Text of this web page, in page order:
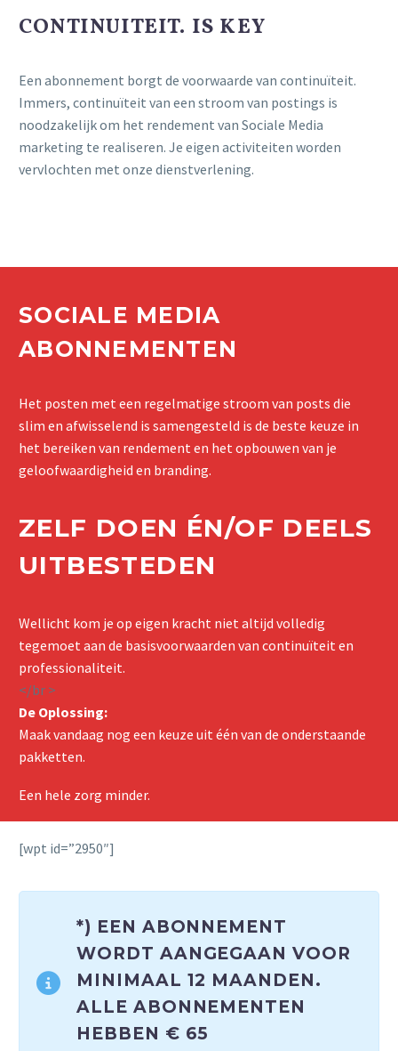
CONTINUITEIT. IS KEY
Een abonnement borgt de voorwaarde van continuïteit.
Immers, continuïteit van een stroom van postings is
noodzakelijk om het rendement van Sociale Media
marketing te realiseren. Je eigen activiteiten worden
vervlochten met onze dienstverlening.
SOCIALE MEDIA
ABONNEMENTEN
Het posten met een regelmatige stroom van posts die
slim en afwisselend is samengesteld is de beste keuze in
het bereiken van rendement en het opbouwen van je
geloofwaardigheid en branding.
ZELF DOEN ÉN/OF DEELS
UITBESTEDEN
Wellicht kom je op eigen kracht niet altijd volledig
tegemoet aan de basisvoorwaarden van continuïteit en
professionaliteit.
</br >
De Oplossing:
Maak vandaag nog een keuze uit één van de onderstaande
pakketten.
Een hele zorg minder.
[wpt id=”2950″]
*) EEN ABONNEMENT
WORDT AANGEGAAN VOOR
MINIMAAL 12 MAANDEN.
ALLE ABONNEMENTEN
HEBBEN € 65